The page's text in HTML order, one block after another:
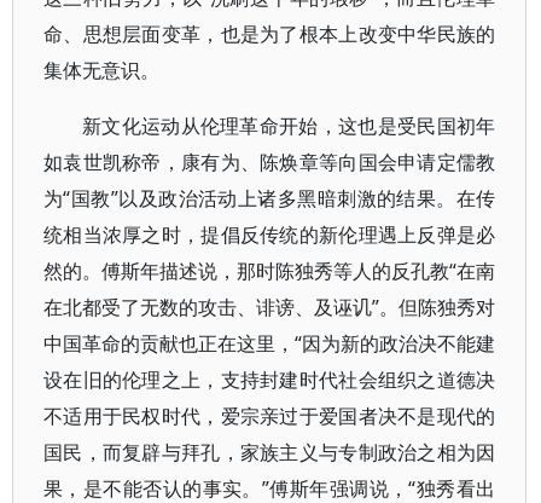
命、思想层面变革，也是为了根本上改变中华民族的
集体无意识。
新文化运动从伦理革命开始，这也是受民国初年
如袁世凯称帝，康有为、陈焕章等向国会申请定儒教
为“国教”以及政治活动上诸多黑暗刺激的结果。在传
统相当浓厚之时，提倡反传统的新伦理遇上反弹是必
然的。傅斯年描述说，那时陈独秀等人的反孔教“在南
在北都受了无数的攻击、诽谤、及诬讥”。但陈独秀对
中国革命的贡献也正在这里，“因为新的政治决不能建
设在旧的伦理之上，支持封建时代社会组织之道德决
不适用于民权时代，爱宗亲过于爱国者决不是现代的
国民，而复辟与拜孔，家族主义与专制政治之相为因
果，是不能否认的事实。”傅斯年强调说，“独秀看出